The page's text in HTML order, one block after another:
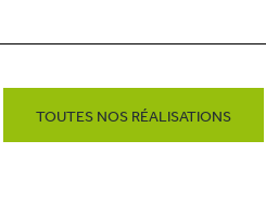
TOUTES NOS RÉALISATIONS